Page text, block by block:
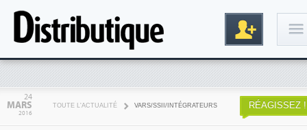
24
MARS
2016
TOUTE L'ACTUALITÉ VARS/SSII/INTÉGRATEURS RÉAGISSEZ !